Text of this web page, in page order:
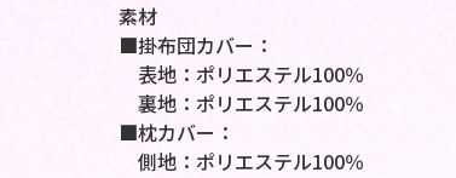
素材
■掛布団カバー：
表地：ポリエステル100％
裏地：ポリエステル100％
■枕カバー：
側地：ポリエステル100％